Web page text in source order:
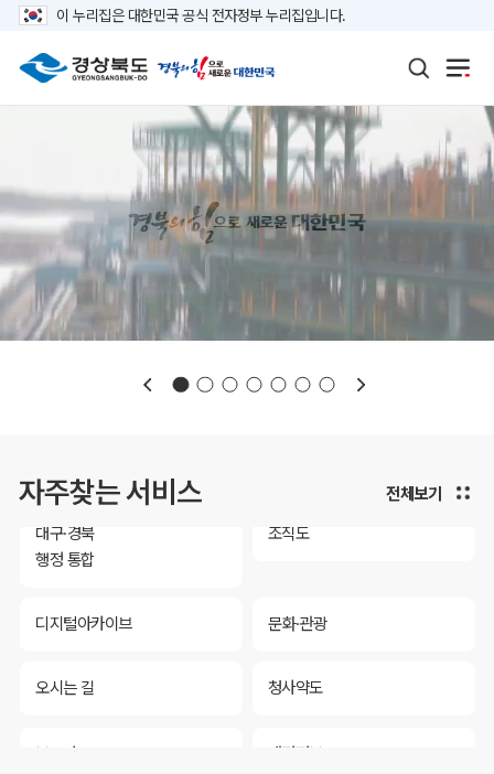
이 누리집은 대한민국 공식 전자정부 누리집입니다.
자주찾는 서비스
보도자료 재정정보
대구·경북
행정 통합
조직도
디지털아카이브 문화·관광
오시는 길 청사약도
보도자료 재정정보
전체보기